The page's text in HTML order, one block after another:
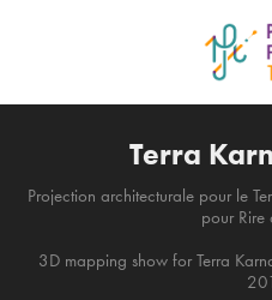
Terra
Projection architecturale pour le
pour
3D mapping show for Terra